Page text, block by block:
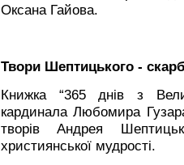
Оксана Гайова.
Твори Шептицького -
Книжка “365 днів з
кардинала Любомира
творів Андрея
християнської мудрості.